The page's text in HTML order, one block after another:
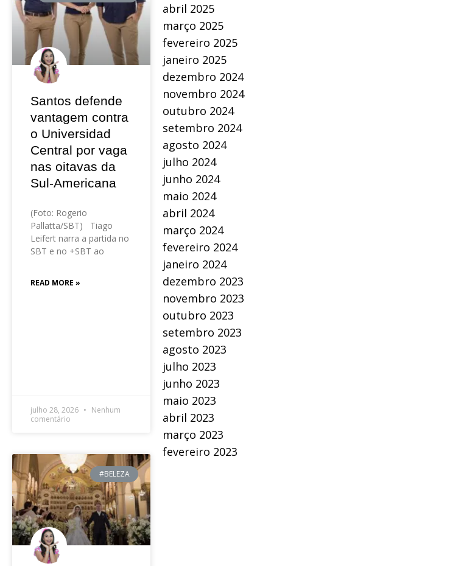
Santos defende
vantagem contra
o Universidad
Central por vaga
nas oitavas da
Sul-Americana
(Foto: Rogerio
Pallatta/SBT) Tiago
Leifert narra a partida no
SBT e no +SBT ao
READ MORE »
julho 28, 2026
Nenhum
comentário
#BELEZA
abril 2025
março 2025
fevereiro 2025
janeiro 2025
dezembro 2024
novembro 2024
outubro 2024
setembro 2024
agosto 2024
julho 2024
junho 2024
maio 2024
abril 2024
março 2024
fevereiro 2024
janeiro 2024
dezembro 2023
novembro 2023
outubro 2023
setembro 2023
agosto 2023
julho 2023
junho 2023
maio 2023
abril 2023
março 2023
fevereiro 2023